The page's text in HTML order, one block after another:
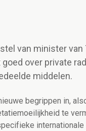
van minister
over private
middelen.
begrippen in,
te
internationale